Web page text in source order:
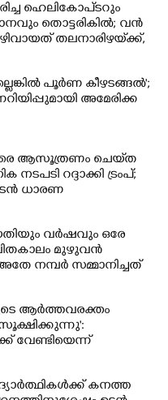
ഹെലികോപ്‌ടറും
തൊട്ടരികിൽ; വൻ
തലനാരിഴയ്‌ക്ക്,
പൂർണ കീഴടങ്ങൽ';
അമേരിക്ക
ആസൂത്രണം ചെയ്‌ത
റദ്ദാക്കി ട്രംപ്;
ധാരണ
വർഷവും ഒരേ
മുഴുവൻ
അതേ നമ്പർ സമ്മാനിച്ചത്
ആർത്തവരക്തം
സൂക്ഷിക്കുന്നു':
വേണ്ടിയെന്ന്
പോസ്റ്റ്
കനത്ത